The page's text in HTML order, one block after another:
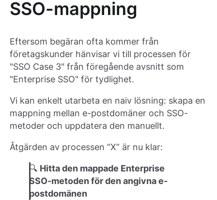
SSO-mappning
Eftersom begäran ofta kommer från
företagskunder hänvisar vi till processen för
"SSO Case 3" från föregående avsnitt som
"Enterprise SSO" för tydlighet.
Vi kan enkelt utarbeta en naiv lösning: skapa en
mappning mellan e-postdomäner och SSO-
metoder och uppdatera den manuellt.
Åtgärden av processen “X” är nu klar:
🔍 Hitta den mappade Enterprise
SSO-metoden för den angivna e-
postdomänen